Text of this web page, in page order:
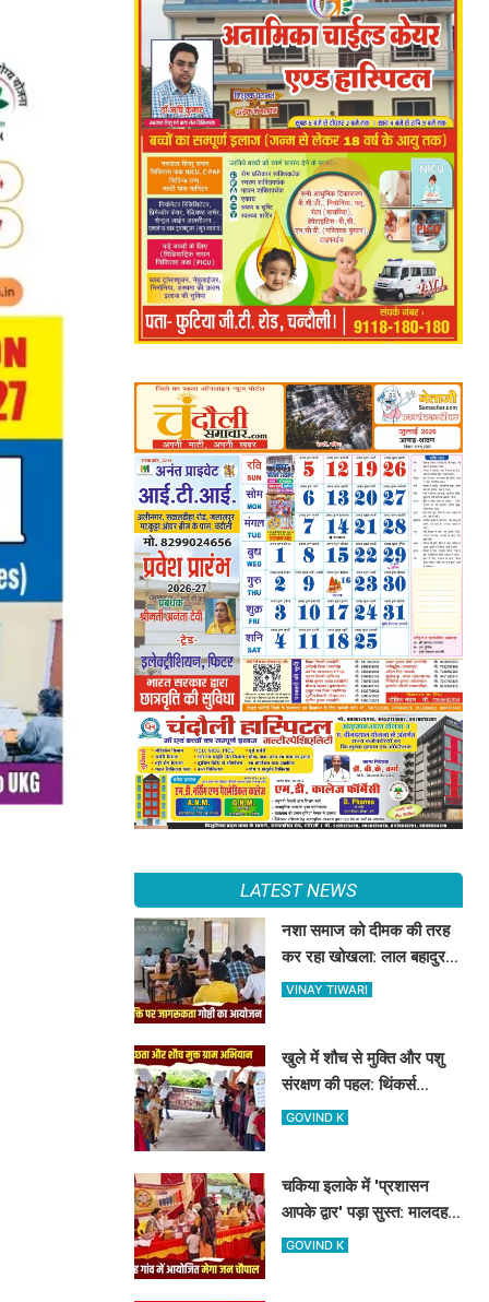
LATEST NEWS
नशा समाज को दीमक की तरह
कर रहा खोखला: लाल बहादुर
शास्त्री कॉलेज में नशामुक्ति
VINAY TIWARI
खुले में शौच से मुक्ति और पशु
संरक्षण की पहल: थिंकर्स
इवोल्यूशंस फाउंडेशन ने चंदौली
GOVIND K
चकिया इलाके में 'प्रशासन
आपके द्वार' पड़ा सुस्त: मालदह
गांव की मेगा जन चौपाल में नहीं
GOVIND K